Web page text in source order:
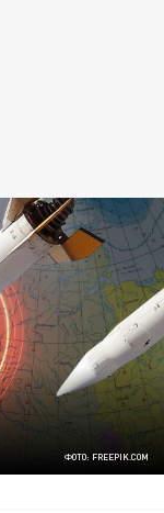
ФОТО: FREEPIK.COM